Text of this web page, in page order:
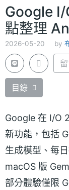
Google I/
點整理
2026-05-20 by
目錄
Google 在 I/O
新功能，包括
生成模型、每
macOS 版
部分體驗僅限